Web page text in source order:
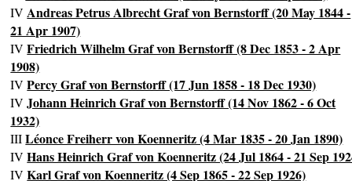
IVAndreas Petrus Albrecht Graf von Bernstorff (20 May 1844 -
21 Apr 1907)
IVFriedrich Wilhelm Graf von Bernstorff (8 Dec 1853 - 2 Apr
1908)
IVPercy Graf von Bernstorff (17 Jun 1858 - 18 Dec 1930)
IVJohann Heinrich Graf von Bernstorff (14 Nov 1862 - 6 Oct
1932)
IIILéonce Freiherr von Koenneritz (4 Mar 1835 - 20 Jan 1890)
IVHans Heinrich Graf von Koenneritz (24 Jul 1864 - 21 Sep
IVKarl Graf von Koenneritz (4 Sep 1865 - 22 Sep 1926)